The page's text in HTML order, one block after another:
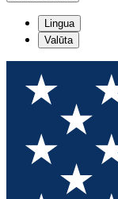
Lingua
Valūta